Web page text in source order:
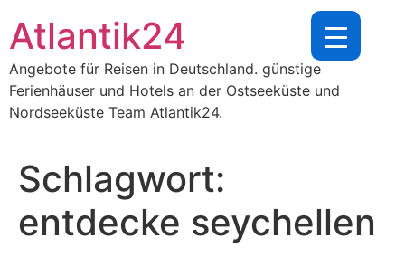
Inhalt
springen
Atlantik24
Angebote für Reisen in Deutschland. günstige
Ferienhäuser und Hotels an der Ostseeküste und
Nordseeküste Team Atlantik24.
Schlagwort:
entdecke seychellen